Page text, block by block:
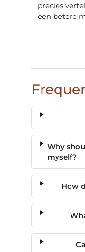
precies
een betere
Why
myself?
How